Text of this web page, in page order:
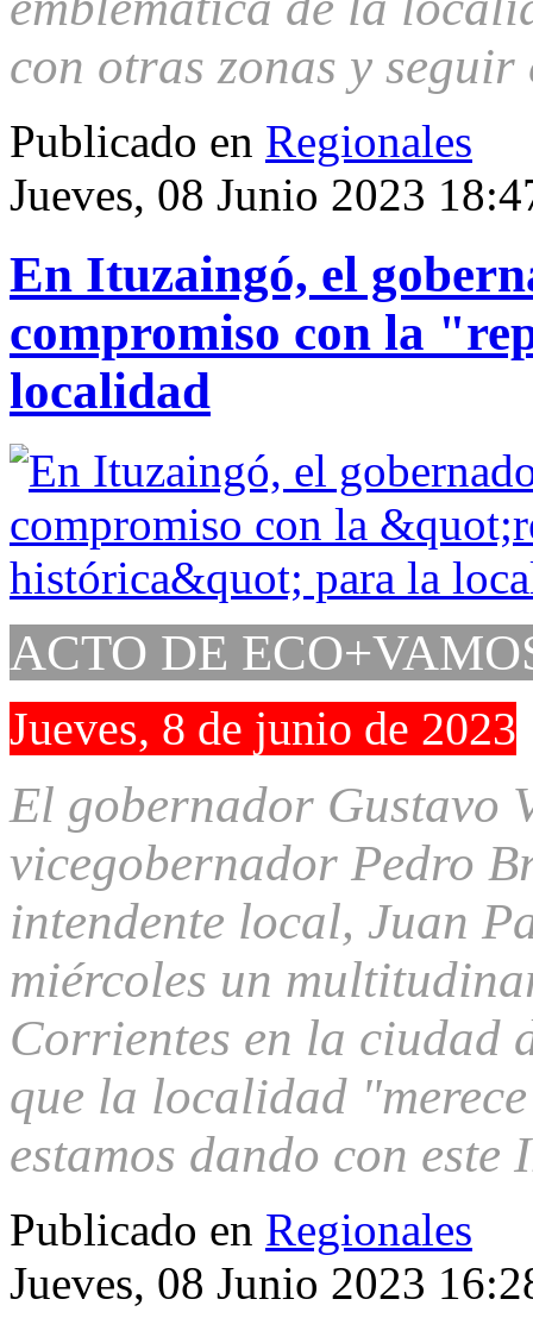
con otras zonas y
Publicado en Regionales
Jueves, 08 Junio 2023
En Ituzaingó, el
compromiso con la
localidad
ACTO DE
Jueves, 8 de junio de 2023
El gobernador Gustavo
vicegobernador Pedro
intendente local, Juan
miércoles un
Corrientes en la ciudad
que la localidad
estamos dando con este
Publicado en Regionales
Jueves, 08 Junio 2023